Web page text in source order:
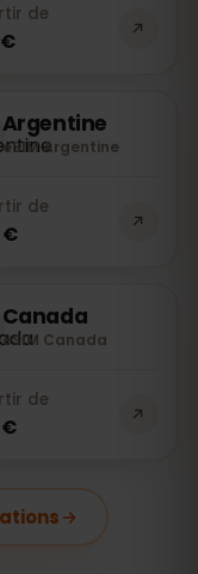
de
€
Argentine
eSIM Argentine
de
€
Canada
eSIM Canada
de
€